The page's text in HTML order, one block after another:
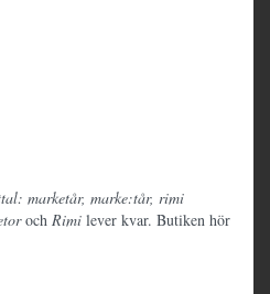
marketår, marke:tår, rimi
och Rimi lever kvar. Butiken hör